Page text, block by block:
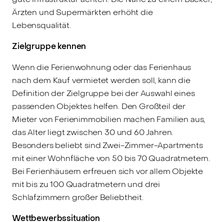
Ärzten und Supermärkten erhöht die
Lebensqualität.
Zielgruppe kennen
Wenn die Ferienwohnung oder das Ferienhaus
nach dem Kauf vermietet werden soll, kann die
Definition der Zielgruppe bei der Auswahl eines
passenden Objektes helfen. Den Großteil der
Mieter von Ferienimmobilien machen Familien aus,
das Alter liegt zwischen 30 und 60 Jahren.
Besonders beliebt sind Zwei-Zimmer-Apartments
mit einer Wohnfläche von 50 bis 70 Quadratmetern.
Bei Ferienhäusern erfreuen sich vor allem Objekte
mit bis zu 100 Quadratmetern und drei
Schlafzimmern großer Beliebtheit.
Wettbewerbssituation